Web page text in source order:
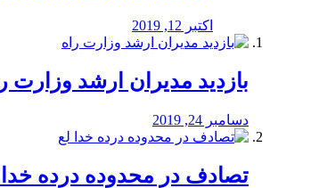
اکتبر 12, 2019
بازدید مدیران ارشد وزارت
دسامبر 24, 2019
تصادف در محدوده درده خدا